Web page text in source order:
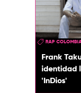
RAP
Frank
identidad
'InDios'